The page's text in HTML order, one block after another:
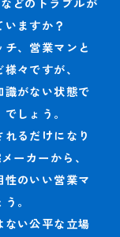
どのトラブルが
ますか？
、営業マンと
々ですが、
識がない状態で
しょう。
るだけになり
ーカーから、
のいい営業マ
。
ない公平な立場